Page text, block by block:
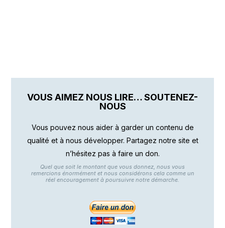
VOUS AIMEZ NOUS LIRE… SOUTENEZ-
NOUS
Vous pouvez nous aider à garder un contenu de
qualité et à nous développer. Partagez notre site et
n’hésitez pas à faire un don.
Quel que soit le montant que vous donnez, nous vous
remercions énormément et nous considérons cela comme un
réel encouragement à poursuivre notre démarche.